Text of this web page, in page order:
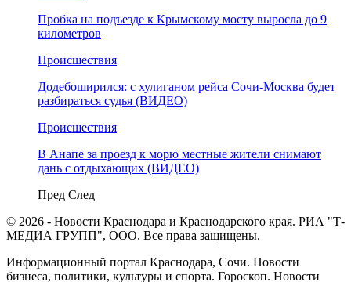
Пробка на подъезде к Крымскому мосту выросла до 9
километров
Происшествия
Додебоширился: с хулиганом рейса Сочи-Москва будет
разбираться судья (ВИДЕО)
Происшествия
В Анапе за проезд к морю местные жители снимают
дань с отдыхающих (ВИДЕО)
Пред След
© 2026 - Новости Краснодара и Краснодарского края. РИА "Т-
МЕДИА ГРУПП", ООО. Все права защищены.
Информационный портал Краснодара, Сочи. Новости
бизнеса, политики, культуры и спорта. Гороскоп. Новости